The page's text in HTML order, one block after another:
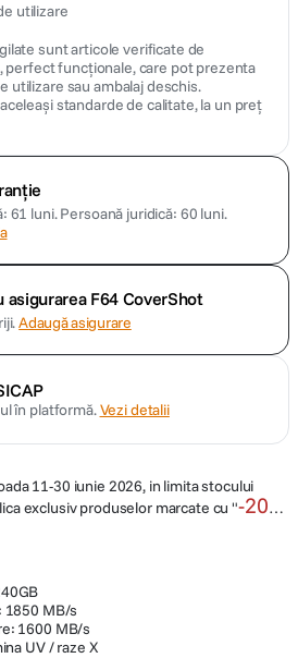
utilizare
sunt articole verificate de
perfect funcționale, care pot prezenta
utilizare sau ambalaj deschis.
standarde de calitate, la un preț
61 luni.Persoană juridică: 60 luni.
asigurarea F64 CoverShot
Adaugă asigurare
în platformă.Vezi detalii
11-30 iunie 2026, in limita stocului
exclusiv produselor marcate cu "-20%
de
nu se cumuleaza cu alte oferte, discount-
rezerva dreptul de a modifica sau anula
o notificare prealabila.
1850 MB/s
1600 MB/s
UV / raze X